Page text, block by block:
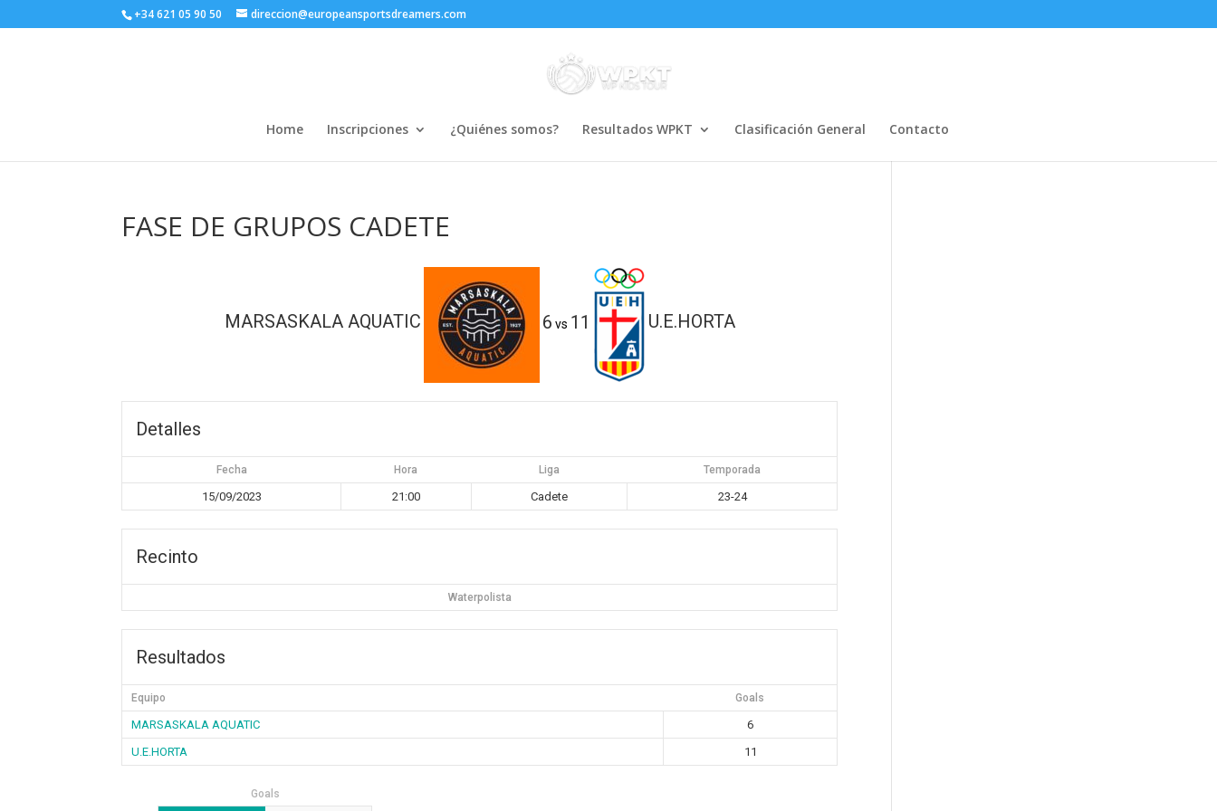
+34 621 05 90 50 direccion@europeansportsdreamers.com
Home Inscripciones ¿Quiénes somos? Resultados WPKT Clasificación General Contacto
FASE DE GRUPOS CADETE
MARSASKALA AQUATIC 6 vs 11 U.E.HORTA
Detalles
Fecha Hora Liga Temporada
15/09/2023 21:00 Cadete 23-24
Recinto
Waterpolista
Resultados
Equipo Goals
MARSASKALA AQUATIC
6
U.E.HORTA
11
Goals